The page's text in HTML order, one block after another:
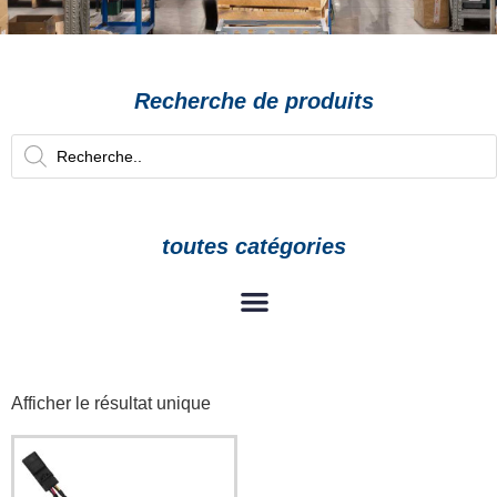
Recherche de produits
toutes catégories
Afficher le résultat unique